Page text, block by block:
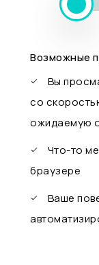
Возможные
Вы
со
ожидаемую
Что-то
браузере
Ваше